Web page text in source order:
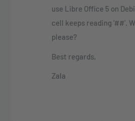
use Libre Office 5 on
cell keeps reading ‘##’.
please?
Best regards,
Zala